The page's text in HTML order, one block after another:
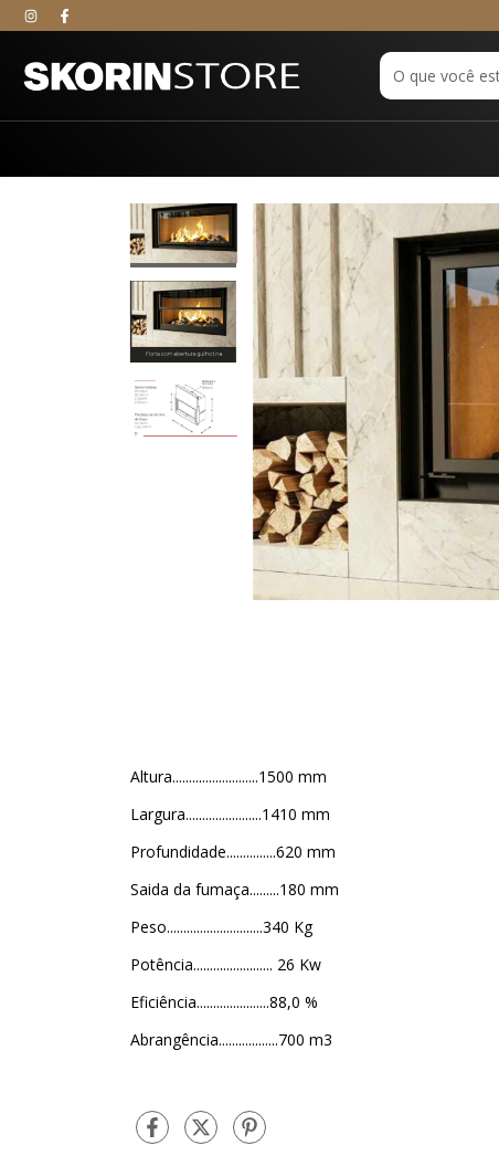
Altura..........................1500 mm
Largura.......................1410 mm
Profundidade...............620 mm
Saida da fumaça.........180 mm
Peso.............................340 Kg
Potência........................ 26 Kw
Eficiência......................88,0 %
Abrangência..................700 m3